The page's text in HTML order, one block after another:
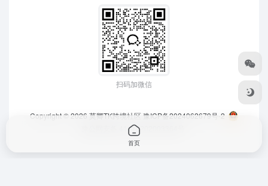
扫码加微信
Copyright © 2026 莫卿TK跨境社区 豫ICP备2024062679号-2
豫公网安备 41010202003364号
首页